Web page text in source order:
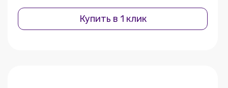
Купить в 1 клик